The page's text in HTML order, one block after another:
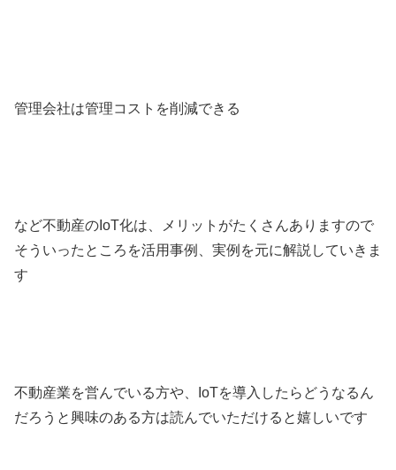
管理会社は管理コストを削減できる
など不動産のIoT化は、メリットがたくさんありますので
そういったところを活用事例、実例を元に解説していきま
す
不動産業を営んでいる方や、IoTを導入したらどうなるん
だろうと興味のある方は読んでいただけると嬉しいです